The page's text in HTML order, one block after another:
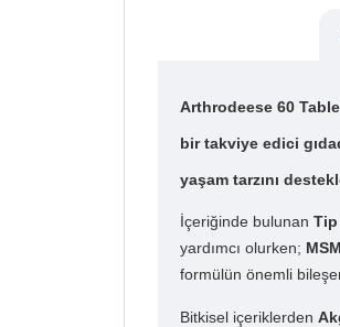
Arthrodeese 60
bir takviye edici
yaşam tarzını
İçeriğinde bulunan
yardımcı olurken;
formülün önemli
Bitkisel içeriklerden